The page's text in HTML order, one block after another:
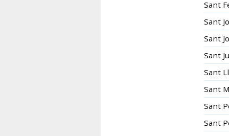
Sant
Sant
Sant
Sant
Sant
Sant
Sant
Sant